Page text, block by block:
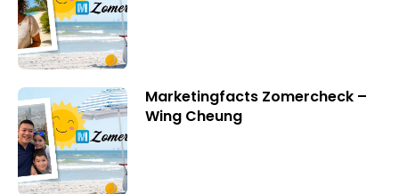
Marketingfacts Zomercheck –
Wing Cheung